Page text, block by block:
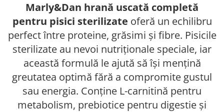
AFECTIUNI AURICULARE
AFECTIUNI DERMATOLOGICE
AFECTIUNI DIGESTIVE
AFECTIUNI HEPATICE
AFECTIUNI OCULARE
AFECTIUNI URINARE
IMUNITATE
LAPTE PRAF
SUPLIMENTE
AFECTIUNI AURICULARE
AFECTIUNI DERMATOLOGICE
AFECTIUNI DIGESTIVE
AFECTIUNI HEPATICE
AFECTIUNI OCULARE
AFECTIUNI URINARE
IMUNITATE
Marly&Dan hrană uscată completă
pentru pisici sterilizate oferă un echilibru
perfect între proteine, grăsimi și fibre. Pisicile
sterilizate au nevoi nutriționale speciale, iar
această formulă le ajută să își mențină
greutatea optimă fără a compromite gustul
sau energia. Conține L-carnitină pentru
metabolism, prebiotice pentru digestie și